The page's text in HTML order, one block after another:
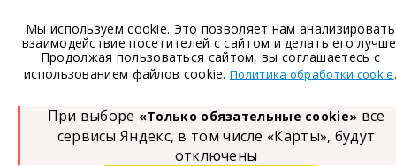
Мы используем cookie. Это позволяет нам анализировать
взаимодействие посетителей с сайтом и делать его
Продолжая пользоваться сайтом, вы соглашаетесь с
использованием файлов cookie.Политика обработки cookie.
При выборе «Только обязательные cookie» все
сервисы Яндекс, в том числе «Карты», будут
отключены